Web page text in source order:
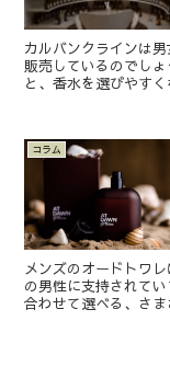
カルバンクラインは
販売しているのでし
と、香水を選びやす
コラム
メンズのオードトワ
の男性に支持されて
合わせて選べる、さ